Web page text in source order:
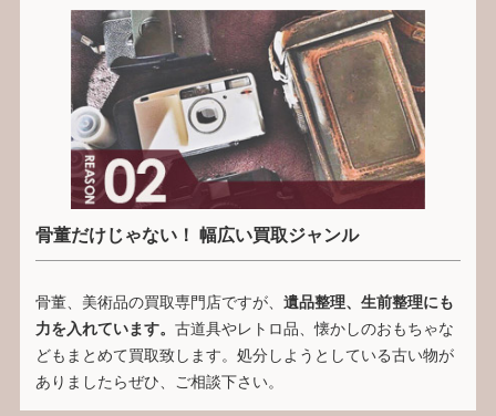
骨董だけじゃない！ 幅広い買取ジャンル
骨董、美術品の買取専門店ですが、 遺品整理、生前整理にも
力を入れています。 古道具やレトロ品、懐かしのおもちゃな
どもまとめて買取致します。処分しようとしている古い物が
ありましたらぜひ、ご相談下さい。